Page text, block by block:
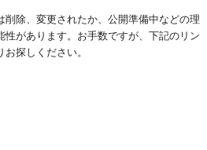
削除、変更されたか、公開準備中などの理
性があります。お手数ですが、下記のリン
お探しください。